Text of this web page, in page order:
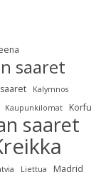
saaret
Kalymnos
Kaupunkilomat Korfu
saaret
Liettua Madrid